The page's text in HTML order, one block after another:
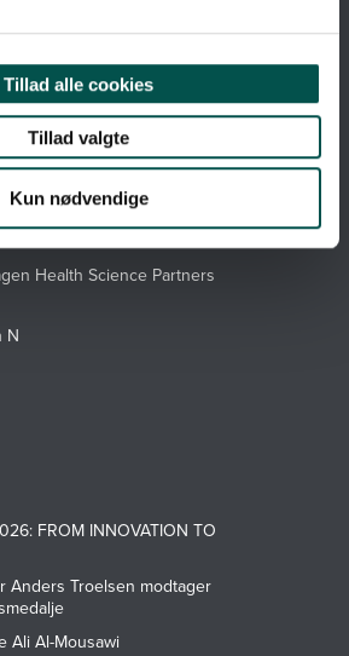
Tillad alle cookies
Tillad valgte
Kun nødvendige
Health Science Partners
N
FROM INNOVATION TO
Anders Troelsen modtager
Ali Al-Mousawi